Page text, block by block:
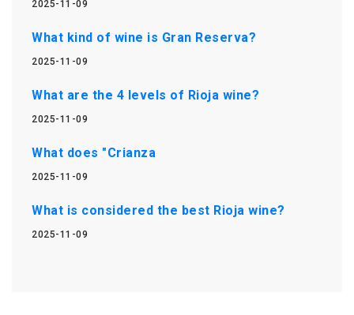
2025-11-09
What kind of wine is Gran Reserva?
2025-11-09
What are the 4 levels of Rioja wine?
2025-11-09
What does "Crianza
2025-11-09
What is considered the best Rioja wine?
2025-11-09